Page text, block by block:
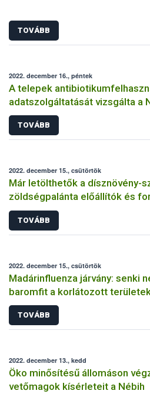
TOVÁBB
2022. december 16., péntek
A telepek
adatszolgáltatását vizsgálta a
TOVÁBB
2022. december 15., csütörtök
Már letölthetők a dísznövény-
zöldségpalánta előállítók és
bejelentőlapjai
TOVÁBB
2022. december 15., csütörtök
Madárinfluenza járvány: senki
baromfit a korlátozott
TOVÁBB
2022. december 13., kedd
Öko minősítésű állomáson
vetőmagok kísérleteit a Nébih